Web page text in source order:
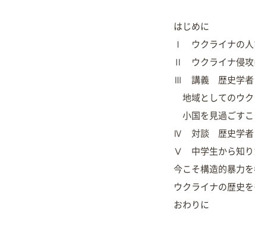
はじめに
Ⅰ ウクライナの人
Ⅱ ウクライナ侵攻
Ⅲ 講義 歴史学者
地域としてのウク
小国を見過ごすこ
Ⅳ 対談 歴史学者と
Ⅴ 中学生から知り
今こそ構造的暴力を
ウクライナの歴史
おわりに